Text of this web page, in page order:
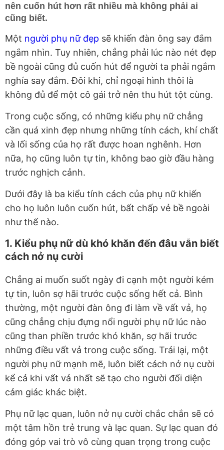
nên cuốn hút hơn rất nhiều mà không phải ai
cũng biết.
Một người phụ nữ đẹp sẽ khiến đàn ông say đắm
ngắm nhìn. Tuy nhiên, chẳng phải lúc nào nét đẹp
bề ngoài cũng đủ cuốn hút để người ta phải ngắm
nghía say đắm. Đôi khi, chỉ ngoại hình thôi là
không đủ để một cô gái trở nên thu hút tột cùng.
Trong cuộc sống, có những kiểu phụ nữ chẳng
cần quá xinh đẹp nhưng những tính cách, khí chất
và lối sống của họ rất được hoan nghênh. Hơn
nữa, họ cũng luôn tự tin, không bao giờ đầu hàng
trước nghịch cảnh.
Dưới đây là ba kiểu tính cách của phụ nữ khiến
cho họ luôn luôn cuốn hút, bất chấp vẻ bề ngoài
như thế nào.
1. Kiểu phụ nữ dù khó khăn đến đâu vẫn biết
cách nở nụ cười
Chẳng ai muốn suốt ngày đi cạnh một người kém
tự tin, luôn sợ hãi trước cuộc sống hết cả. Bình
thường, một người đàn ông đi làm về vất vả, họ
cũng chẳng chịu đựng nổi người phụ nữ lúc nào
cũng than phiền trước khó khăn, sợ hãi trước
những điều vất vả trong cuộc sống. Trái lại, một
người phụ nữ mạnh mẽ, luôn biết cách nở nụ cười
kể cả khi vất vả nhất sẽ tạo cho người đối diện
cảm giác khác biệt.
Phụ nữ lạc quan, luôn nở nụ cười chắc chắn sẽ có
một tâm hồn trẻ trung và lạc quan. Sự lạc quan đó
đóng góp vai trò vô cùng quan trọng trong cuộc